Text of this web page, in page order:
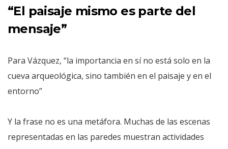
“El paisaje mismo es parte del
mensaje”
Para Vázquez, “la importancia en sí no está solo en la
cueva arqueológica, sino también en el paisaje y en el
entorno”
Y la frase no es una metáfora. Muchas de las escenas
representadas en las paredes muestran actividades